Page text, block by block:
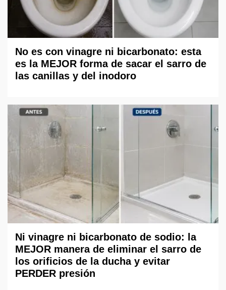
No es con vinagre ni bicarbonato: esta
es la MEJOR forma de sacar el sarro de
las canillas y del inodoro
Ni vinagre ni bicarbonato de sodio: la
MEJOR manera de eliminar el sarro de
los orificios de la ducha y evitar
PERDER presión